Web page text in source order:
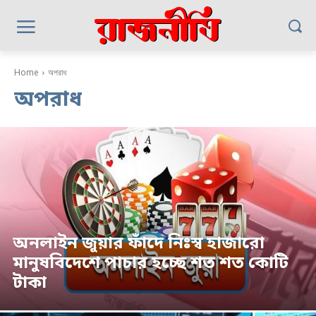
Home অপরাধ
অপরাধ
অনলাইন জুয়ার ফাঁদে নিঃস্ব হাজারো
মানুষবিদেশে পাচার হচ্ছে শত শত কোটি
টাকা